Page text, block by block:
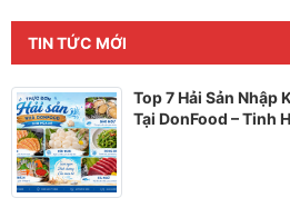
TIN TỨC MỚI
Top 7 Hải Sản Nhập
Tại DonFood – Tinh